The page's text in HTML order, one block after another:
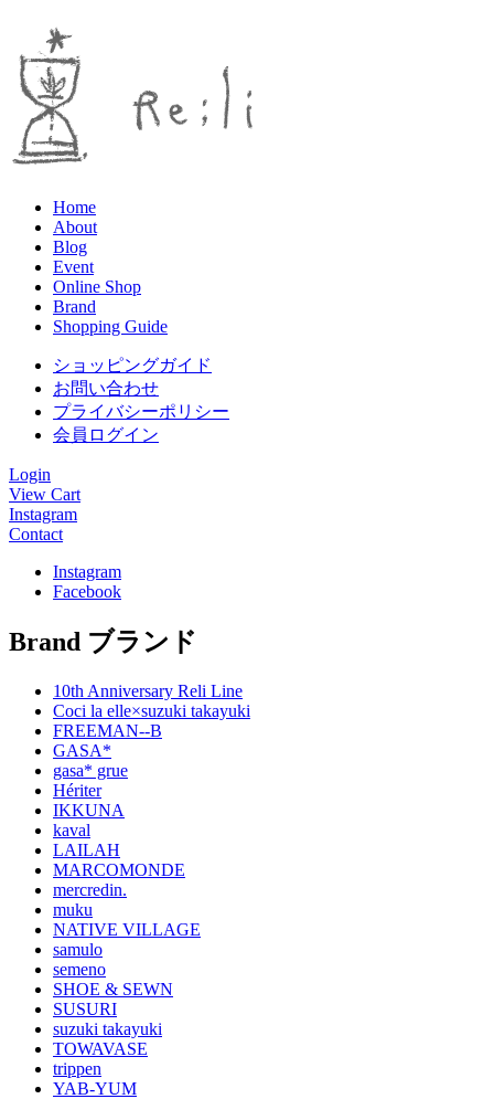
Home
About
Blog
Event
Online Shop
Brand
Shopping Guide
ショッピングガイド
お問い合わせ
プライバシーポリシー
会員ログイン
Login
View Cart
Instagram
Contact
Instagram
Facebook
Brand ブランド
10th Anniversary Reli Line
Coci la elle×suzuki takayuki
FREEMAN--B
GASA*
gasa* grue
Hériter
IKKUNA
kaval
LAILAH
MARCOMONDE
mercredin.
muku
NATIVE VILLAGE
samulo
semeno
SHOE & SEWN
SUSURI
suzuki takayuki
TOWAVASE
trippen
YAB-YUM